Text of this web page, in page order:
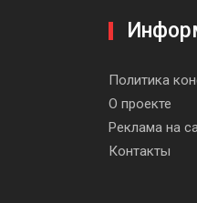
Политика
О проекте
Реклама на
Контакты